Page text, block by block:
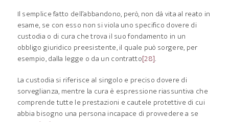
Il semplice fatto dell’abbandono, però, non dà vita al reato in
esame, se con esso non si viola uno specifico dovere di
custodia o di cura che trova il suo fondamento in un
obbligo giuridico preesistente, il quale può sorgere, per
esempio, dalla legge o da un contratto[28].
La custodia si riferisce al singolo e preciso dovere di
sorveglianza, mentre la cura è espressione riassuntiva che
comprende tutte le prestazioni e cautele protettive di cui
abbia bisogno una persona incapace di provvedere a se